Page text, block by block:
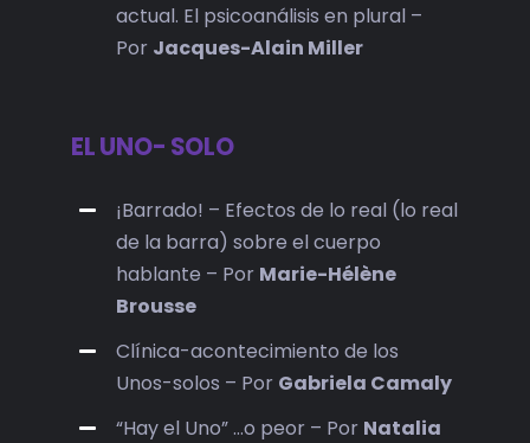
actual. El psicoanálisis en plural –
Por Jacques-Alain Miller
EL UNO- SOLO
¡Barrado! – Efectos de lo real (lo real
de la barra) sobre el cuerpo
hablante – Por Marie-Hélène
Brousse
Clínica-acontecimiento de los
Unos-solos – Por Gabriela Camaly
“Hay el Uno” …o peor – Por Natalia